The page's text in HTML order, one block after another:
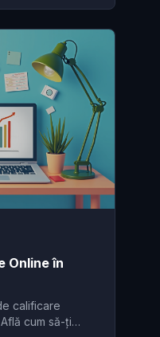
Online în
calificare
cum să-ți